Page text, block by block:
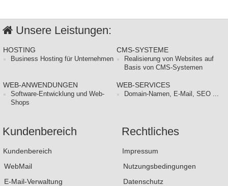
Unsere Leistungen:
HOSTING
Business Hosting für Unternehmen
CMS-SYSTEME
Realisierung von Websites auf
Basis von CMS-Systemen
WEB-ANWENDUNGEN
Software-Entwicklung und Web-
Shops
WEB-SERVICES
Domain-Namen, E-Mail, SEO ...
Kundenbereich
Kundenbereich
WebMail
E-Mail-Verwaltung
Rechtliches
Impressum
Nutzungsbedingungen
Datenschutz